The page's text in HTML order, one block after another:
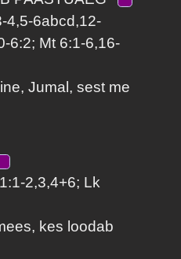
4,5-6abcd,12-
6:2; Mt 6:1-6,16-
Jumal, sest me
2,3,4+6; Lk
kes loodab